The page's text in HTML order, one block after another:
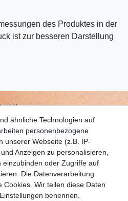
des Produktes in der
ist zur besseren Darstellung
ähnliche Technologien auf
personenbezogene
unserer Webseite (z.B. IP-
Anzeigen zu personalisieren,
einzubinden oder Zugriffe auf
Die Datenverarbeitung
Cookies. Wir teilen diese Daten
benennen.
12.00 Uhr und 13.30 bis 17.30 Uhr
Impressum